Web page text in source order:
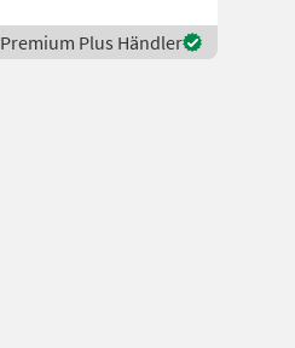
Premium Plus Händler